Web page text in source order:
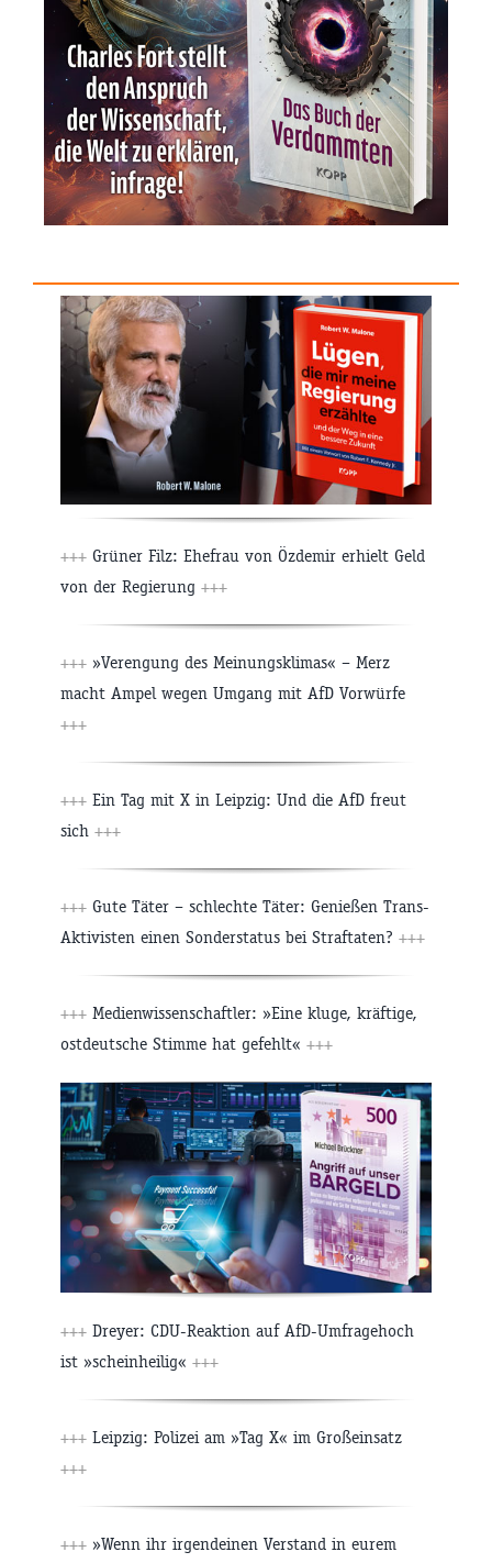
+++ Grüner Filz: Ehefrau von Özdemir erhielt Geld
von der Regierung +++
+++ »Verengung des Meinungsklimas« – Merz
macht Ampel wegen Umgang mit AfD Vorwürfe
+++
+++ Ein Tag mit X in Leipzig: Und die AfD freut
sich +++
+++ Gute Täter – schlechte Täter: Genießen Trans-
Aktivisten einen Sonderstatus bei Straftaten? +++
+++ Medienwissenschaftler: »Eine kluge, kräftige,
ostdeutsche Stimme hat gefehlt« +++
+++ Dreyer: CDU-Reaktion auf AfD-Umfragehoch
ist »scheinheilig« +++
+++ Leipzig: Polizei am »Tag X« im Großeinsatz
+++
+++ »Wenn ihr irgendeinen Verstand in eurem